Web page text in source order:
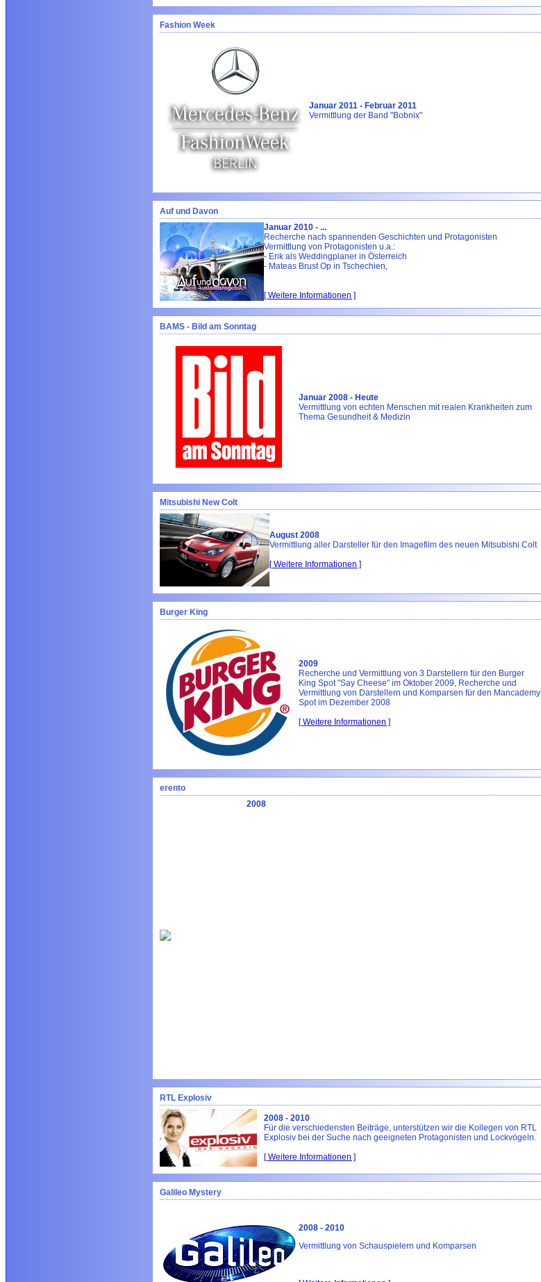
Fashion Week
Januar 2011 - Februar 2011
Vermittlung der Band "Bobnix"
Auf und Davon
Januar 2010 - ...
Recherche nach spannenden Geschichten und Protagonisten
Vermittlung von Protagonisten u.a.:
- Erik als Weddingplaner in Österreich
- Mateas Brust Op in Tschechien,
[ Weitere Informationen ]
BAMS - Bild am Sonntag
Januar 2008 - Heute
Vermittlung von echten Menschen mit realen Krankheiten zum
Thema Gesundheit & Medizin
Mitsubishi New Colt
August 2008
Vermittlung aller Darsteller für den Imagefilm des neuen Mitsubishi Colt
[ Weitere Informationen ]
Burger King
2009
Recherche und Vermittlung von 3 Darstellern für den Burger
King Spot "Say Cheese" im Oktober 2009, Recherche und
Vermittlung von Darstellern und Komparsen für den Mancademy
Spot im Dezember 2008
[ Weitere Informationen ]
erento
2008
RTL Explosiv
2008 - 2010
Für die verschiedensten Beiträge, unterstützen wir die Kollegen von RTL
Explosiv bei der Suche nach geeigneten Protagonisten und Lockvögeln.
[ Weitere Informationen ]
Galileo Mystery
2008 - 2010
Vermittlung von Schauspielern und Komparsen